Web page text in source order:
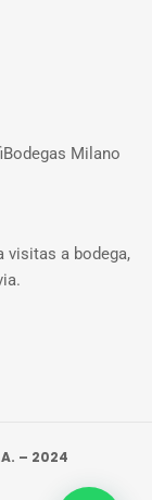
Milano
visitas a bodega,
– 2024